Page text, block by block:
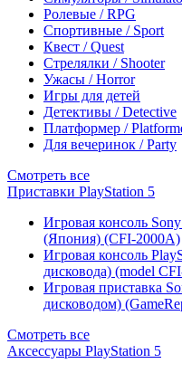
Ролевые / RPG
Спортивные / Sport
Квест / Quest
Стрелялки / Shooter
Ужасы / Horror
Игры для детей
Детективы / Detective
Платформер /
Для вечеринок / Party
Смотреть все
Приставки PlayStation 5
Игровая консоль
(Япония) (CFI-2000A)
Игровая консоль
дисковода) (model
Игровая приставка
дисководом)
Смотреть все
Аксессуары PlayStation 5